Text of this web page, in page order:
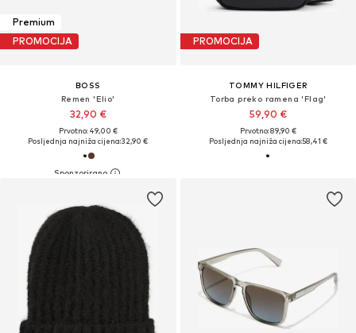
Premium
PROMOCIJA
BOSS
Remen 'Elio'
32,90 €
Prvotno: 49,00 €
Posljednja najniža cijena:32,90 €
PROMOCIJA
TOMMY HILFIGER
Torba preko ramena 'Flag'
59,90 €
Prvotno: 89,90 €
Posljednja najniža cijena:58,41 €